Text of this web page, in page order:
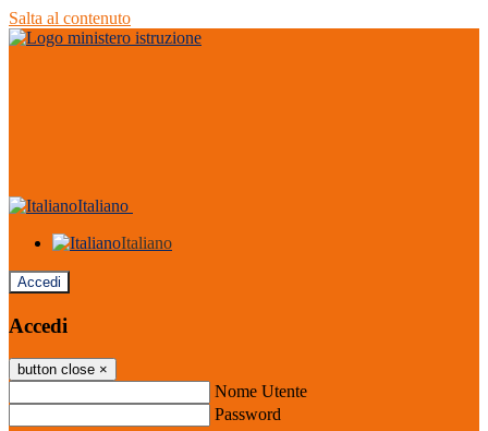
Salta al contenuto
Italiano
Italiano
Accedi
Accedi
button close ×
Nome Utente
Password